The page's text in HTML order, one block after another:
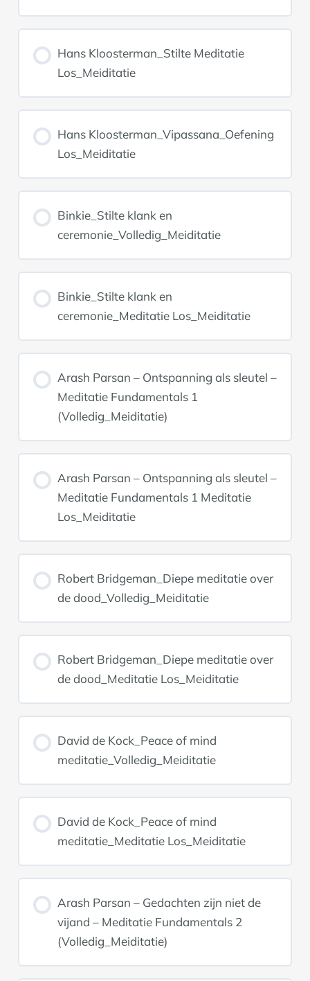
Hans Kloosterman_Stilte Meditatie
Los_Meiditatie
Hans Kloosterman_Vipassana_Oefening
Los_Meiditatie
Binkie_Stilte klank en
ceremonie_Volledig_Meiditatie
Binkie_Stilte klank en
ceremonie_Meditatie Los_Meiditatie
Arash Parsan – Ontspanning als sleutel –
Meditatie Fundamentals 1
(Volledig_Meiditatie)
Arash Parsan – Ontspanning als sleutel –
Meditatie Fundamentals 1 Meditatie
Los_Meiditatie
Robert Bridgeman_Diepe meditatie over
de dood_Volledig_Meiditatie
Robert Bridgeman_Diepe meditatie over
de dood_Meditatie Los_Meiditatie
David de Kock_Peace of mind
meditatie_Volledig_Meiditatie
David de Kock_Peace of mind
meditatie_Meditatie Los_Meiditatie
Arash Parsan – Gedachten zijn niet de
vijand – Meditatie Fundamentals 2
(Volledig_Meiditatie)